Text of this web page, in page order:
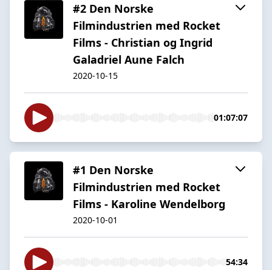
#2 Den Norske
Filmindustrien med Rocket
Films - Christian og Ingrid
Galadriel Aune Falch
2020-10-15
01:07:07
#1 Den Norske
Filmindustrien med Rocket
Films - Karoline Wendelborg
2020-10-01
54:34